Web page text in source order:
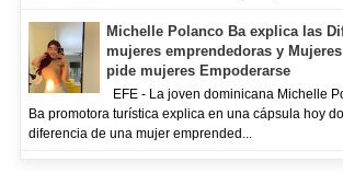
Michelle Polanco Ba explica las
mujeres emprendedoras y
pide mujeres Empoderarse
EFE - La joven dominicana Michelle
Ba promotora turística explica en una cápsula hoy
diferencia de una mujer emprended...